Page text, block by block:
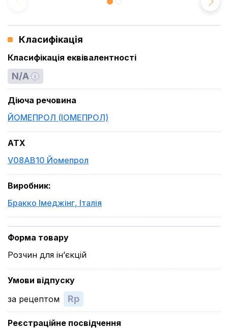
Класифікація
Класифікація еквівалентності
N/A
Діюча речовина
ЙОМЕПРОЛ (ІОМЕПРОЛ)
ATX
V08AB10 Йомепрол
Виробник:
Бракко Імеджінг, Італія
Форма товару
Розчин для ін’єкцій
Умови відпуску
за рецептом
Rp
Реєстраційне посвідчення